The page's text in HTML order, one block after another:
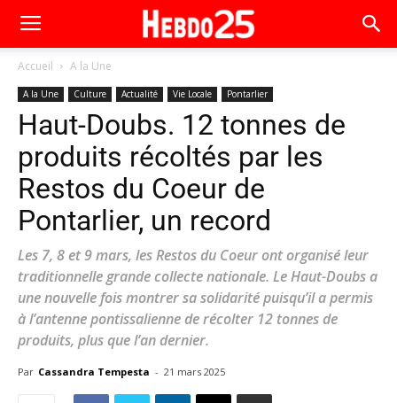
Accueil A la Une
A la Une Culture Actualité Vie Locale Pontarlier
Haut-Doubs. 12 tonnes de
produits récoltés par les
Restos du Coeur de
Pontarlier, un record
Les 7, 8 et 9 mars, les Restos du Coeur ont organisé leur
traditionnelle grande collecte nationale. Le Haut-Doubs a
une nouvelle fois montrer sa solidarité puisqu’il a permis
à l’antenne pontissalienne de récolter 12 tonnes de
produits, plus que l’an dernier.
Par Cassandra Tempesta - 21 mars 2025